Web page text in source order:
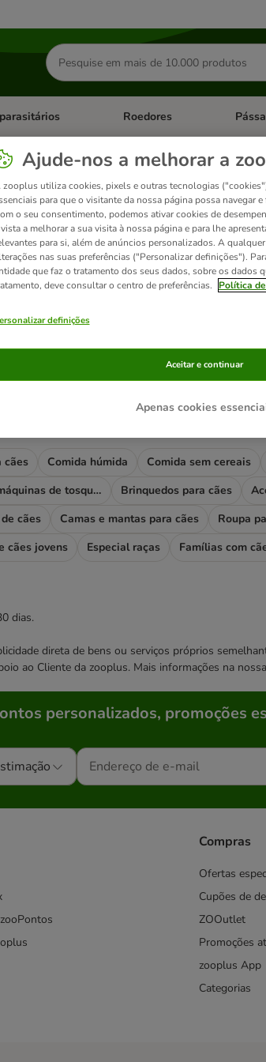
Pesquisar
produtos
de categoria: Dieta Vet.Abrir menu de categoria:
Roedores Abrir
Selection sem
zooplus Selection adequado à espécie é perfeitamente
naturais como vegetais e frutos e refinado com óleos
das vitaminas e minerais naturais.
have been changed
mais visitadas
cães Comida húmida Comida sem cereais
Higiene e máquinas de tosquiar
Brinquedos para cães
cães
Camas e mantas para cães Roupa
cães jovens
Especial raças Famílias com
dias.
direta de bens ou serviços próprios
ao Cliente da zooplus. Mais informações na nossa
personalizados, promoções
Compras
Ofertas
Cupões de
ZOOutlet
Promoções
zooplus App
Categorias
Ajude-nos a melhorar a
zooplus utiliza cookies, pixels e outras tecnologias
para que o visitante da nossa página possa navegar
o seu consentimento, podemos ativar cookies de
a melhorar a sua visita à nossa página e para lhe
para si, além de anúncios personalizados. A
nas suas preferências ("Personalizar definições").
que faz o tratamento dos seus dados, sobre os dados
deve consultar o centro de preferências.
Política
definições
Apenas cookies
Aceitar e continuar